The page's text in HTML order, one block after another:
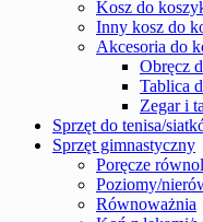
Kosz do
Inny kosz do
Akcesoria do
Obręcz
Tablica
Zegar i
Sprzęt do tenisa/
Sprzęt gimnastyczny
Poręcze
Poziomy/
Równoważnia